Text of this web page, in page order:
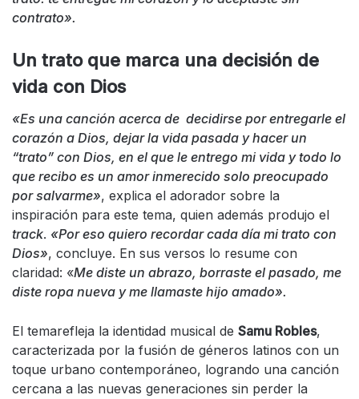
contrato».
Un trato que marca una decisión de
vida con Dios
«Es una canción acerca de decidirse por entregarle el
corazón a Dios, dejar la vida pasada y hacer un
“trato” con Dios, en el que le entrego mi vida y todo lo
que recibo es un amor inmerecido solo preocupado
por salvarme», explica el adorador sobre la
inspiración para este tema, quien además produjo el
track. «Por eso quiero recordar cada día mi trato con
Dios», concluye. En sus versos lo resume con
claridad: «Me diste un abrazo, borraste el pasado, me
diste ropa nueva y me llamaste hijo amado».
El temarefleja la identidad musical de Samu Robles,
caracterizada por la fusión de géneros latinos con un
toque urbano contemporáneo, logrando una canción
cercana a las nuevas generaciones sin perder la